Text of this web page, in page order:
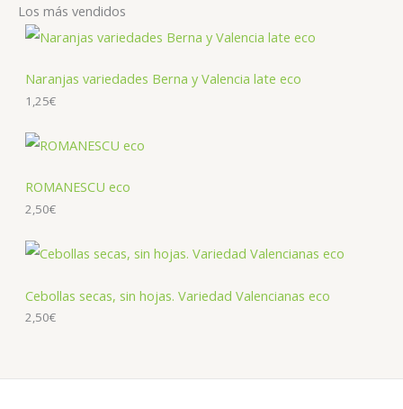
Los más vendidos
Naranjas variedades Berna y Valencia late eco
1,25€
ROMANESCU eco
2,50€
Cebollas secas, sin hojas. Variedad Valencianas eco
2,50€